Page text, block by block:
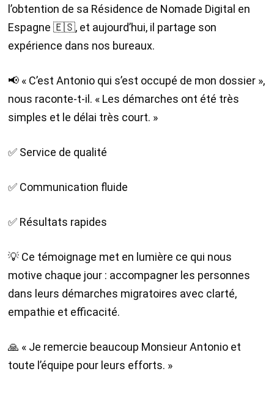
l’obtention de sa Résidence de Nomade Digital en
Espagne 🇪🇸, et aujourd’hui, il partage son
expérience dans nos bureaux.
📢 « C’est Antonio qui s’est occupé de mon dossier »,
nous raconte-t-il. « Les démarches ont été très
simples et le délai très court. »
✅ Service de qualité
✅ Communication fluide
✅ Résultats rapides
💡 Ce témoignage met en lumière ce qui nous
motive chaque jour : accompagner les personnes
dans leurs démarches migratoires avec clarté,
empathie et efficacité.
🙏 « Je remercie beaucoup Monsieur Antonio et
toute l’équipe pour leurs efforts. »